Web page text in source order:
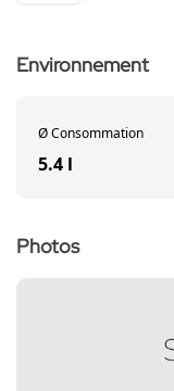
Environnement
ØConsommation
5.4 l
Photos